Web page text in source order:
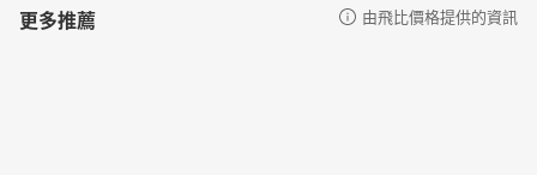
更多推薦 由飛比價格提供的資訊